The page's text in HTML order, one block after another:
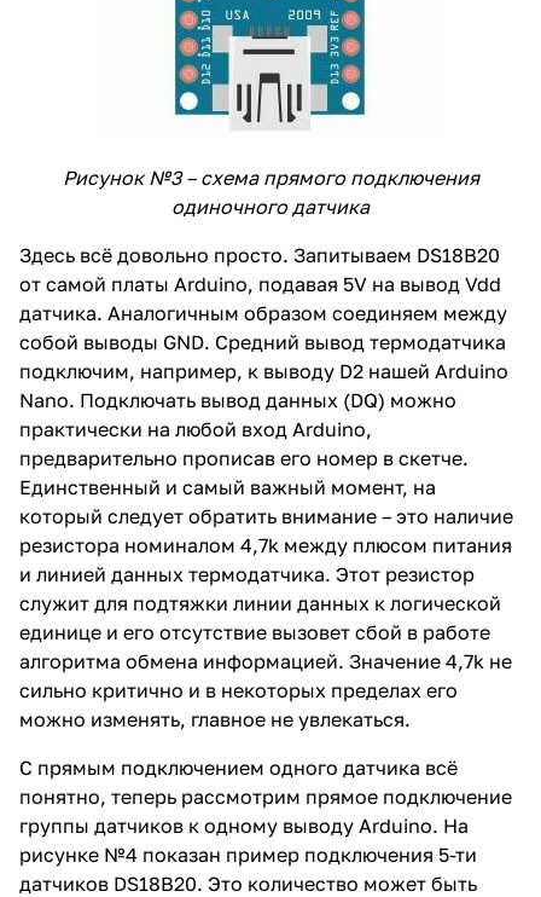
Рисунок №3 – схема прямого подключения
одиночного датчика
Здесь всё довольно просто. Запитываем DS18B20
от самой платы Arduino, подавая 5V на вывод Vdd
датчика. Аналогичным образом соединяем между
собой выводы GND. Средний вывод термодатчика
подключим, например, к выводу D2 нашей Arduino
Nano. Подключать вывод данных (DQ) можно
практически на любой вход Arduino,
предварительно прописав его номер в скетче.
Единственный и самый важный момент, на
который следует обратить внимание – это наличие
резистора номиналом 4,7k между плюсом питания
и линией данных термодатчика. Этот резистор
служит для подтяжки линии данных к логической
единице и его отсутствие вызовет сбой в работе
алгоритма обмена информацией. Значение 4,7k не
сильно критично и в некоторых пределах его
можно изменять, главное не увлекаться.
С прямым подключением одного датчика всё
понятно, теперь рассмотрим прямое подключение
группы датчиков к одному выводу Arduino. На
рисунке №4 показан пример подключения 5-ти
датчиков DS18B20. Это количество может быть